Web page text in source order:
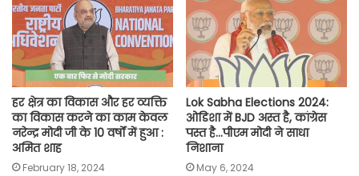
o
k
p
p
r
a
m
n
k
हर क्षेत्र का विकास और हर व्यक्ति
का विकास करने का काम केवल
नरेन्द्र मोदी जी के 10 वर्षों में हुआ :
अमित शाह
February 18, 2024
Lok Sabha Elections 2024:
ओडिशा में BJD अस्त है, कांग्रेस
पस्त है…पीएम मोदी ने साधा
निशाना
May 6, 2024